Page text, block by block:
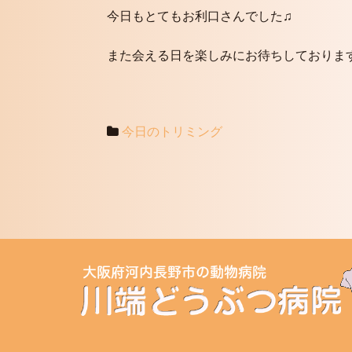
今日もとてもお利口さんでした♫
また会える日を楽しみにお待ちしておりま
今日のトリミング